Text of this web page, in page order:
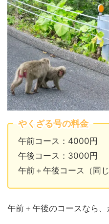
やくざる号の料金
午前コース：4000円
午後コース：3000円
午前＋午後コース（同
午前＋午後のコースなら、